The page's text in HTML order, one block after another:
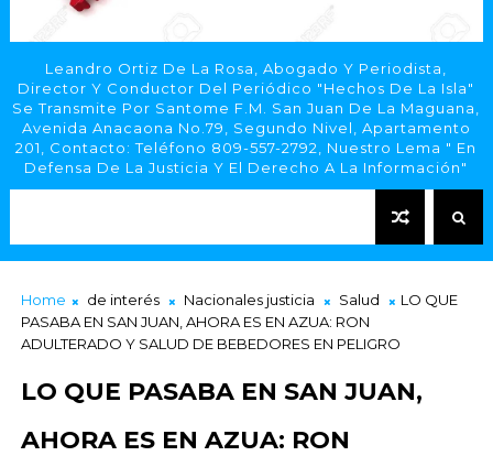
Leandro Ortiz De La Rosa, Abogado Y Periodista,
Director Y Conductor Del Periódico "Hechos De La Isla"
Se Transmite Por Santome F.M. San Juan De La Maguana,
Avenida Anacaona No.79, Segundo Nivel, Apartamento
201, Contacto: Teléfono 809-557-2792, Nuestro Lema " En
Defensa De La Justicia Y El Derecho A La Información"
Home de interés Nacionales justicia Salud
LO QUE
PASABA EN SAN JUAN, AHORA ES EN AZUA: RON
ADULTERADO Y SALUD DE BEBEDORES EN PELIGRO
LO QUE PASABA EN SAN JUAN,
AHORA ES EN AZUA: RON